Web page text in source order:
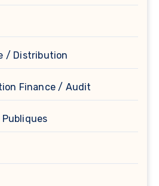
/ Distribution
Finance / Audit